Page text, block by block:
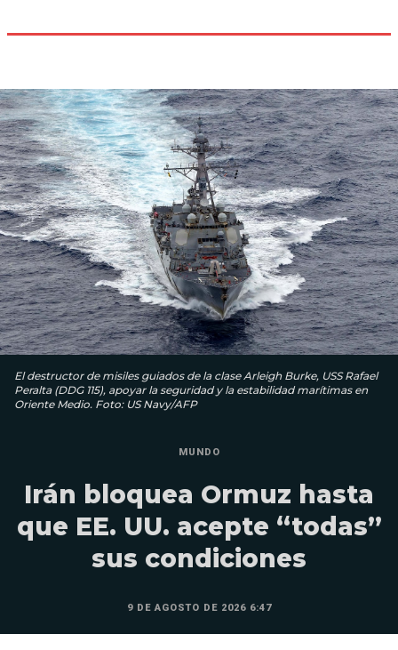
El destructor de misiles guiados de la clase Arleigh Burke, USS Rafael
Peralta (DDG 115), apoyar la seguridad y la estabilidad marítimas en
Oriente Medio. Foto: US Navy/AFP
MUNDO
Irán bloquea Ormuz hasta
que EE. UU. acepte “todas”
sus condiciones
9 DE AGOSTO DE 2026 6:47